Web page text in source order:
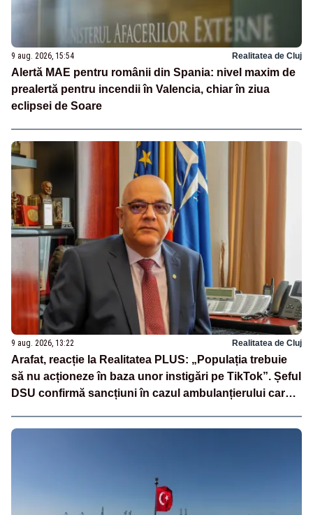
9 aug. 2026, 15:54 Realitatea de Cluj
Alertă MAE pentru românii din Spania: nivel maxim de
prealertă pentru incendii în Valencia, chiar în ziua
eclipsei de Soare
9 aug. 2026, 13:22 Realitatea de Cluj
Arafat, reacție la Realitatea PLUS: „Populația trebuie
să nu acționeze în baza unor instigări pe TikTok”. Șeful
DSU confirmă sancțiuni în cazul ambulanțierului care a